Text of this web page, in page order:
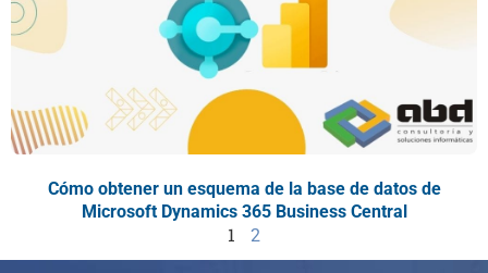
Cómo obtener un esquema de la base de datos de
Microsoft Dynamics 365 Business Central
1 2